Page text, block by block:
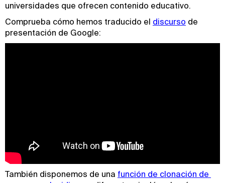
universidades que ofrecen contenido educativo.
Comprueba cómo hemos traducido el discurso de
presentación de Google:
También disponemos de una función de clonación de